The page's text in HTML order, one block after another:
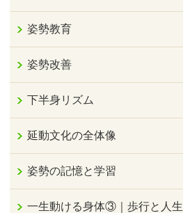
姿勢教育
姿勢改善
下半身リズム
延動文化の全体像
姿勢の記憶と学習
一生動ける身体③｜歩行と人生